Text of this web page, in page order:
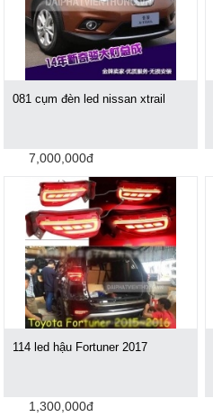
081 cụm đèn led nissan xtrail
7,000,000đ
114 led hậu Fortuner 2017
1,300,000đ